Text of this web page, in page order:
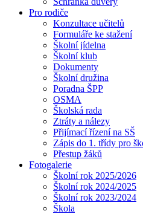
Pro rodiče
Konzultace učitelů
Formuláře ke stažení
Školní jídelna
Školní klub
Dokumenty
Školní družina
Poradna ŠPP
OSMA
Školská rada
Ztráty a nálezy
Přijímací řízení na SŠ
Zápis do 1. třídy pro
Přestup žáků
Fotogalerie
Školní rok 2025/2026
Školní rok 2024/2025
Školní rok 2023/2024
Škola